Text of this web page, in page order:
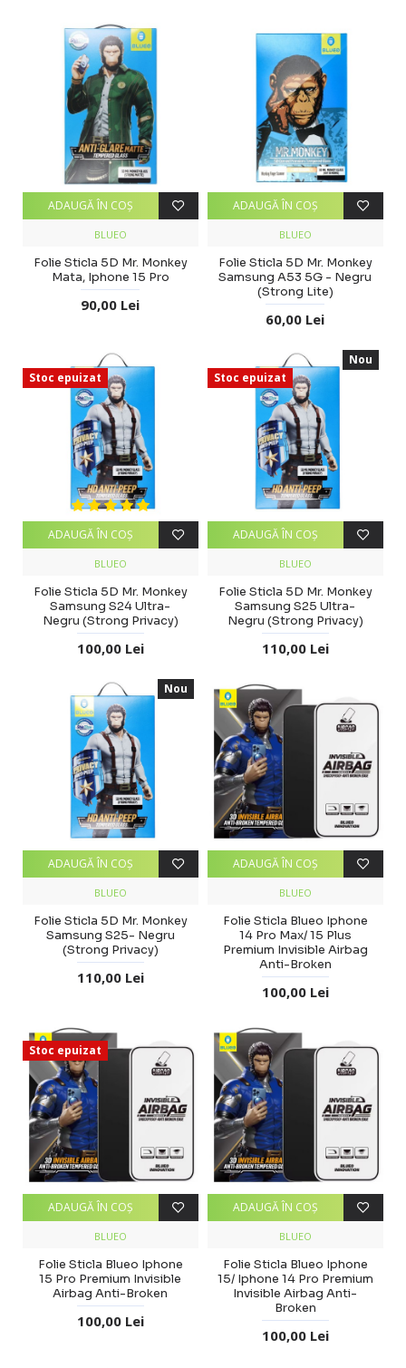
BLUEO
Folie Sticla 5D Mr. Monkey
Mata, Iphone 15 Pro
90,00 Lei
ADAUGĂ ÎN COŞ
BLUEO
Folie Sticla 5D Mr. Monkey
Samsung A53 5G - Negru
(Strong Lite)
60,00 Lei
ADAUGĂ ÎN COŞ
Stoc epuizat
BLUEO
Folie Sticla 5D Mr. Monkey
Samsung S24 Ultra-
Negru (Strong Privacy)
100,00 Lei
ADAUGĂ ÎN COŞ
Nou
Stoc epuizat
BLUEO
Folie Sticla 5D Mr. Monkey
Samsung S25 Ultra-
Negru (Strong Privacy)
110,00 Lei
ADAUGĂ ÎN COŞ
Nou
BLUEO
Folie Sticla 5D Mr. Monkey
Samsung S25- Negru
(Strong Privacy)
110,00 Lei
ADAUGĂ ÎN COŞ
BLUEO
Folie Sticla Blueo Iphone
14 Pro Max/ 15 Plus
Premium Invisible Airbag
Anti-Broken
100,00 Lei
ADAUGĂ ÎN COŞ
Stoc epuizat
BLUEO
Folie Sticla Blueo Iphone
15 Pro Premium Invisible
Airbag Anti-Broken
100,00 Lei
ADAUGĂ ÎN COŞ
BLUEO
Folie Sticla Blueo Iphone
15/ Iphone 14 Pro Premium
Invisible Airbag Anti-
Broken
100,00 Lei
ADAUGĂ ÎN COŞ